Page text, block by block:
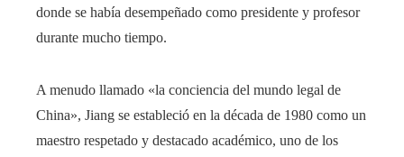
donde se había desempeñado como presidente y profesor
durante mucho tiempo.
A menudo llamado «la conciencia del mundo legal de
China», Jiang se estableció en la década de 1980 como un
maestro respetado y destacado académico, uno de los